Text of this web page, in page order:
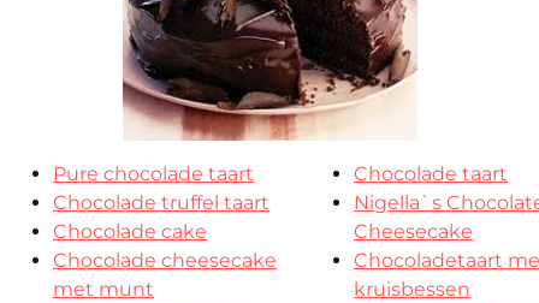
Pure chocolade taart
Chocolade truffel taart
Chocolade cake
Chocolade cheesecake
met munt
Chocolade taart
Nigella`s
Cheesecake
Chocoladetaart
kruisbessen